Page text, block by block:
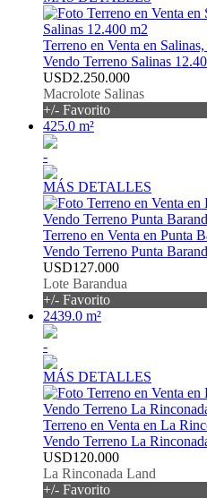
Terreno en Venta en
Vendo Terreno Salinas
USD2.250.000
Macrolote Salinas
+/- Favorito
425.0 m²
-
MÁS DETALLES
Terreno en Venta en Punta
Vendo Terreno Punta
USD127.000
Lote Barandua
+/- Favorito
2439.0 m²
-
MÁS DETALLES
Terreno en Venta en La
Vendo Terreno La
USD120.000
La Rinconada Land
+/- Favorito